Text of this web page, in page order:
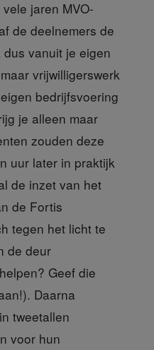
jaren MVO-
de deelnemers de
vanuit je eigen
vrijwilligerswerk
bedrijfsvoering
je alleen maar
zouden deze
uur later in praktijk
de inzet van het
de Fortis
tegen het licht te
de deur
Geef die
Daarna
tweetallen
voor hun